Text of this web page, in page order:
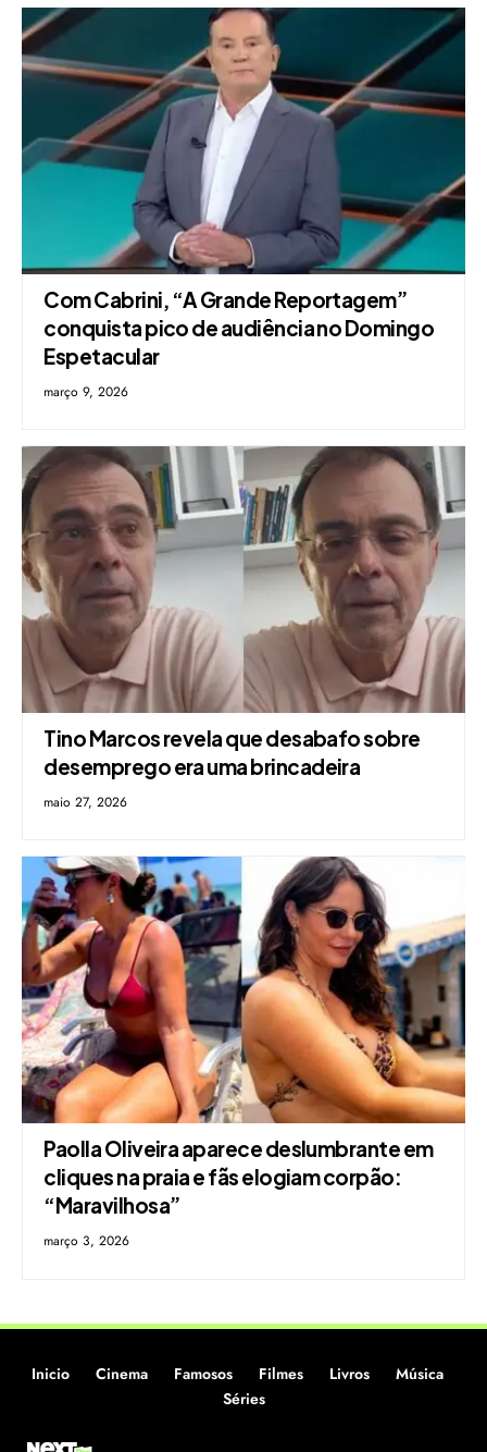
Com Cabrini, “A Grande Reportagem”
conquista pico de audiência no Domingo
Espetacular
março 9, 2026
Tino Marcos revela que desabafo sobre
desemprego era uma brincadeira
maio 27, 2026
Paolla Oliveira aparece deslumbrante em
cliques na praia e fãs elogiam corpão:
“Maravilhosa”
março 3, 2026
Inicio Cinema Famosos Filmes Livros
Música
Séries